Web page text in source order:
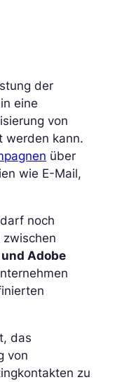
der
eine
von
werden kann.
über
wie E-Mail,
noch
zwischen
Adobe
das
von
zu